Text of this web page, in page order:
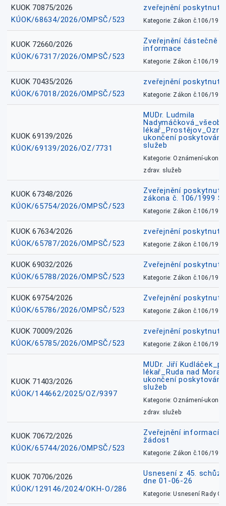
KUOK 70875/2026
KÚOK/68634/2026/OMPSČ/523
zveřejnění
Kategorie: Zákon č.106/1999
KUOK 72660/2026
KÚOK/67317/2026/OMPSČ/523
Zveřejnění částečně
informace
Kategorie: Zákon č.106/1999
KUOK 70435/2026
KÚOK/67018/2026/OMPSČ/523
zveřejnění
Kategorie: Zákon č.106/1999
KUOK 69139/2026
KÚOK/69139/2026/OZ/7731
MUDr. Ludmila
ukončení
služeb
Kategorie: Oznámení-
zdrav. služeb
KUOK 67348/2026
KÚOK/65754/2026/OMPSČ/523
Zveřejnění
zákona č. 106/1999
Kategorie: Zákon č.106/1999
KUOK 67634/2026
KÚOK/65787/2026/OMPSČ/523
zveřejnění
Kategorie: Zákon č.106/1999
KUOK 69032/2026
KÚOK/65788/2026/OMPSČ/523
Zveřejnění
Kategorie: Zákon č.106/1999
KUOK 69754/2026
KÚOK/65786/2026/OMPSČ/523
Zveřejnění
Kategorie: Zákon č.106/1999
KUOK 70009/2026
KÚOK/65785/2026/OMPSČ/523
zveřejnění
Kategorie: Zákon č.106/1999
KUOK 71403/2026
KÚOK/144662/2025/OZ/9397
MUDr. Jiří
lékař_Ruda nad
ukončení
služeb
Kategorie: Oznámení-
zdrav. služeb
KUOK 70672/2026
KÚOK/65744/2026/OMPSČ/523
Zveřejnění informací
žádost
Kategorie: Zákon č.106/1999
KUOK 70706/2026
KÚOK/129146/2024/OKH-O/286
Usnesení z 45.
dne 01-06-26
Kategorie: Usnesení Rady